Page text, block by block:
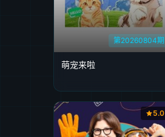
第20260804期
萌宠来啦
5.0